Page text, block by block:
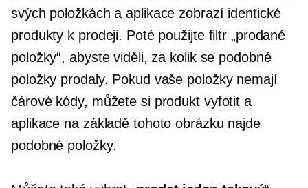
svých položkách a aplikace zobrazí identické
produkty k prodeji. Poté použijte filtr „prodané
položky“, abyste viděli, za kolik se podobné
položky prodaly. Pokud vaše položky nemají
čárové kódy, můžete si produkt vyfotit a
aplikace na základě tohoto obrázku najde
podobné položky.